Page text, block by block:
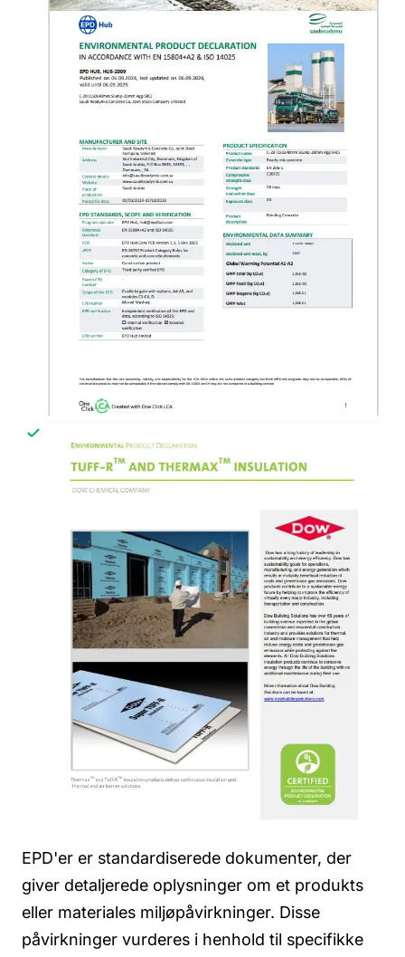
EPD'er er standardiserede dokumenter, der
giver detaljerede oplysninger om et produkts
eller materiales miljøpåvirkninger. Disse
påvirkninger vurderes i henhold til specifikke